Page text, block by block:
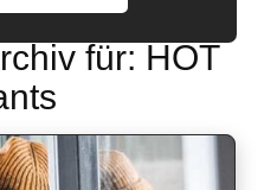
für: HOT